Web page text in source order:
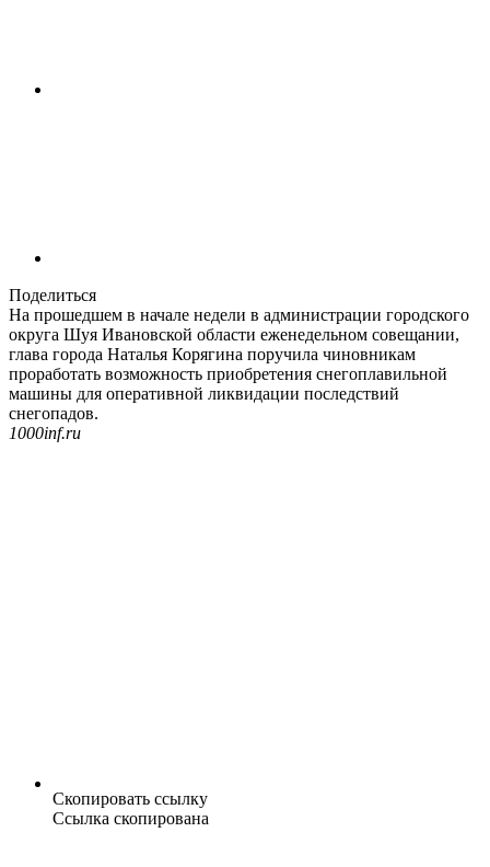
Поделиться
На прошедшем в начале недели в администрации городского
округа Шуя Ивановской области еженедельном совещании,
глава города Наталья Корягина поручила чиновникам
проработать возможность приобретения снегоплавильной
машины для оперативной ликвидации последствий
снегопадов.
1000inf.ru
Скопировать ссылку
Ссылка скопирована